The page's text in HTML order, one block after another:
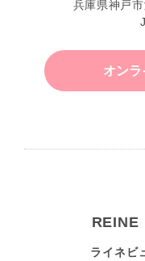
兵庫県神戸
オンラ
ライネビ